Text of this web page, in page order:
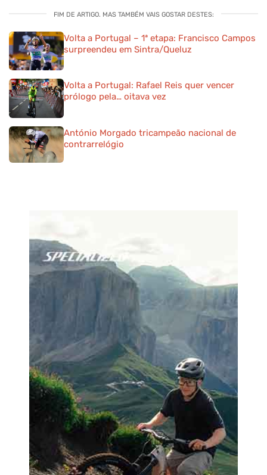
FIM DE ARTIGO. MAS TAMBÉM VAIS GOSTAR DESTES:
Volta a Portugal – 1ª etapa: Francisco Campos
surpreendeu em Sintra/Queluz
Volta a Portugal: Rafael Reis quer vencer
prólogo pela… oitava vez
António Morgado tricampeão nacional de
contrarrelógio